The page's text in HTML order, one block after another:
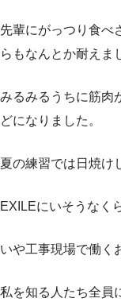
先輩にがっつり食べ
らもなんとか耐えま
みるみるうちに筋肉
どになりました。
夏の練習では日焼け
EXILEにいそうなく
いや工事現場で働く
私を知る人たち全員